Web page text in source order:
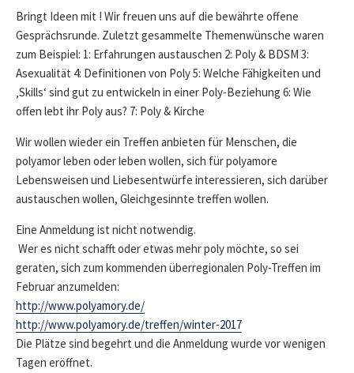
Bringt Ideen mit ! Wir freuen uns auf die bewährte offene
Gesprächsrunde. Zuletzt gesammelte Themenwünsche waren
zum Beispiel: 1: Erfahrungen austauschen 2: Poly & BDSM 3:
Asexualität 4: Definitionen von Poly 5: Welche Fähigkeiten und
‚Skills‘ sind gut zu entwickeln in einer Poly-Beziehung 6: Wie
offen lebt ihr Poly aus? 7: Poly & Kirche
Wir wollen wieder ein Treffen anbieten für Menschen, die
polyamor leben oder leben wollen, sich für polyamore
Lebensweisen und Liebesentwürfe interessieren, sich darüber
austauschen wollen, Gleichgesinnte treffen wollen.
Eine Anmeldung ist nicht notwendig.
Wer es nicht schafft oder etwas mehr poly möchte, so sei
geraten, sich zum kommenden überregionalen Poly-Treffen im
Februar anzumelden:
http://www.polyamory.de/
http://www.polyamory.de/treffen/winter-2017
Die Plätze sind begehrt und die Anmeldung wurde vor wenigen
Tagen eröffnet.